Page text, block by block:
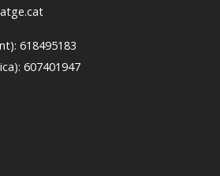
618495183
607401947